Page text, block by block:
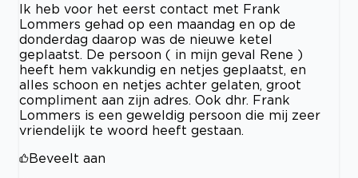
Ik heb voor het eerst contact met Frank
Lommers gehad op een maandag en op de
donderdag daarop was de nieuwe ketel
geplaatst. De persoon ( in mijn geval Rene )
heeft hem vakkundig en netjes geplaatst, en
alles schoon en netjes achter gelaten, groot
compliment aan zijn adres. Ook dhr. Frank
Lommers is een geweldig persoon die mij zeer
vriendelijk te woord heeft gestaan.
Beveelt aan